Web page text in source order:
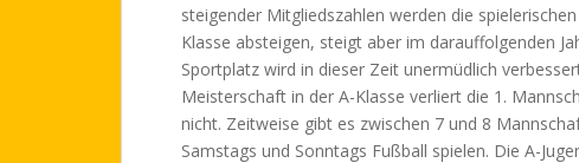
steigender Mitgliedszahlen werden die
Klasse absteigen, steigt aber im darauffolgenden
Sportplatz wird in dieser Zeit unermüdlich
Meisterschaft in der A-Klasse verliert die 1.
nicht. Zeitweise gibt es zwischen 7 und 8
Samstags und Sonntags Fußball spielen. Die A-